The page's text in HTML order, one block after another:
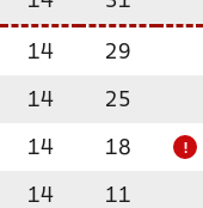
14 29
14 25
14 18 !
14 11